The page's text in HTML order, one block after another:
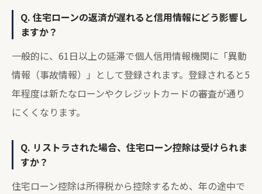
Q. 住宅ローンの返済が遅れると信用情報にどう影響し
ますか？
一般的に、61日以上の延滞で個人信用情報機関に「異動
情報（事故情報）」として登録されます。登録されると5
年程度は新たなローンやクレジットカードの審査が通り
にくくなります。
Q. リストラされた場合、住宅ローン控除は受けられま
すか？
住宅ローン控除は所得税から控除するため、年の途中で